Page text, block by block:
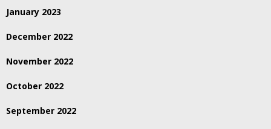
January 2023
December 2022
November 2022
October 2022
September 2022